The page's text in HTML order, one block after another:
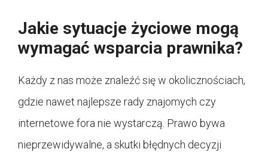
Jakie sytuacje życiowe mogą
wymagać wsparcia prawnika?
Każdy z nas może znaleźć się w okolicznościach,
gdzie nawet najlepsze rady znajomych czy
internetowe fora nie wystarczą. Prawo bywa
nieprzewidywalne, a skutki błędnych decyzji